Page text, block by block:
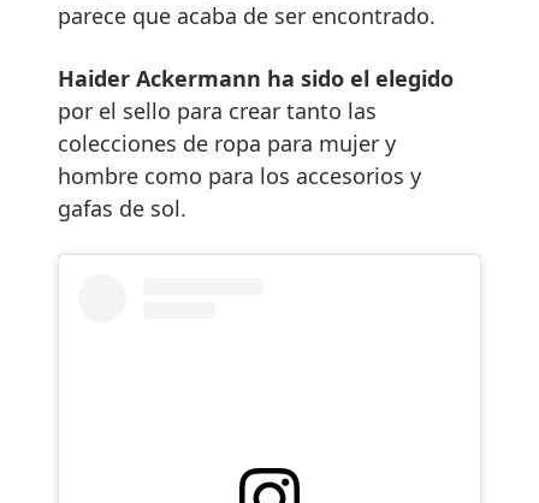
parece que acaba de ser encontrado.
Haider Ackermann ha sido el elegido
por el sello para crear tanto las
colecciones de ropa para mujer y
hombre como para los accesorios y
gafas de sol.